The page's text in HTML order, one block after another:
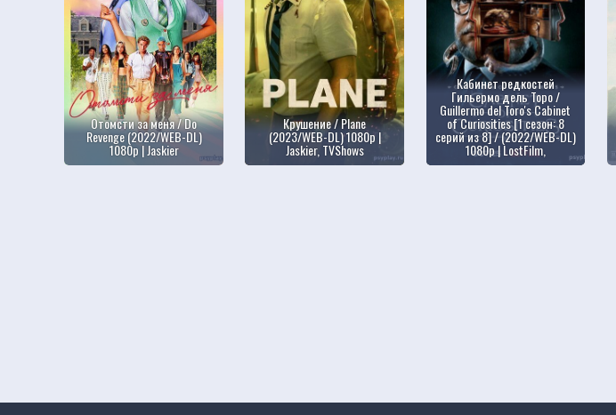
Отомсти за меня / Do
Revenge (2022/WEB-DL)
1080p | Jaskier
Крушение / Plane
(2023/WEB-DL) 1080p |
Jaskier, TVShows
Кабинет редкостей
Гильермо дель Торо /
Guillermo del Toro's Cabinet
of Curiosities [1 сезон: 8
серий из 8] / (2022/WEB-DL)
1080p | LostFilm,